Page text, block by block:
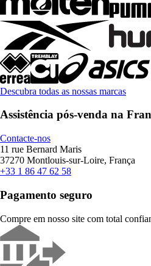
Descubra todas as nossas marcas
Assistência pós-venda na
Contacte-nos
11 rue Bernard Maris
37270 Montlouis-sur-Loire, França
+33 1 86 47 62 58
Pagamento seguro
Compre em nosso site com total